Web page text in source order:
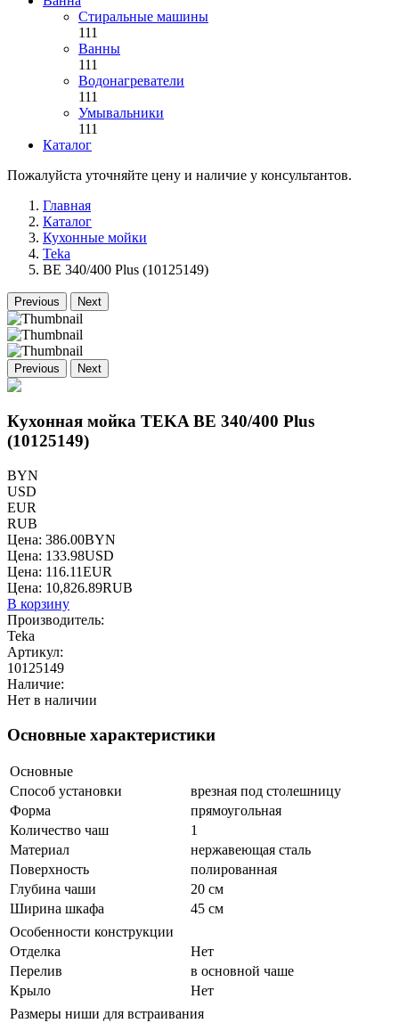
Стиральные машины
111
Ванны
111
Водонагреватели
111
Умывальники
111
Каталог
Пожалуйста уточняйте цену и наличие у консультантов.
Главная
Каталог
Кухонные мойки
Teka
BE 340/400 Plus (10125149)
Previous Next
Previous Next
Кухонная мойка TEKA BE 340/400 Plus
(10125149)
BYN
USD
EUR
RUB
Цена: 386.00BYN
Цена: 133.98USD
Цена: 116.11EUR
Цена: 10,826.89RUB
В корзину
Производитель:
Teka
Артикул:
10125149
Наличие:
Нет в наличии
Основные характеристики
Основные
Способ установки
врезная под столешницу
Форма
прямоугольная
Количество чаш
1
Материал
нержавеющая сталь
Поверхность
полированная
Глубина чаши
20 см
Ширина шкафа
45 см
Особенности конструкции
Отделка
Нет
Перелив
в основной чаше
Крыло
Нет
Размеры ниши для встраивания